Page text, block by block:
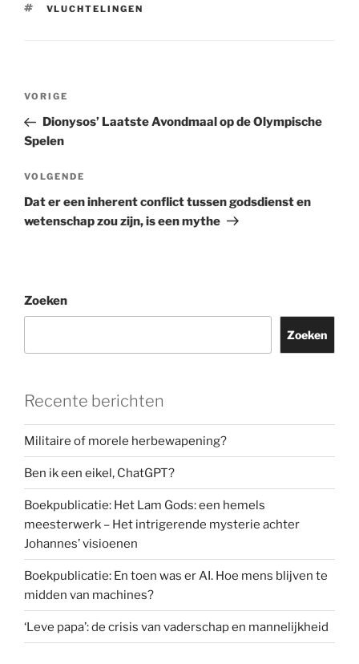
TAGS
VLUCHTELINGEN
Berichtnavigatie
Vorig
bericht
VORIGE
Dionysos’ Laatste Avondmaal op de Olympische
Spelen
Volgend
bericht
VOLGENDE
Dat er een inherent conflict tussen godsdienst en
wetenschap zou zijn, is een mythe
Zoeken
Zoeken
Recente berichten
Militaire of morele herbewapening?
Ben ik een eikel, ChatGPT?
Boekpublicatie: Het Lam Gods: een hemels
meesterwerk – Het intrigerende mysterie achter
Johannes’ visioenen
Boekpublicatie: En toen was er AI. Hoe mens blijven te
midden van machines?
‘Leve papa’: de crisis van vaderschap en mannelijkheid